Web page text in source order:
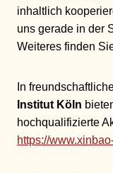
inhaltlich
uns gerade in der
Weiteres finden
In
Institut Köln
hochqualifizierte
https://